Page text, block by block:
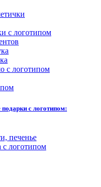
с логотипом
с логотипом
с логотипом:
печенье
логотипом